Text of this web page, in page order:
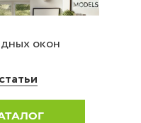
окон